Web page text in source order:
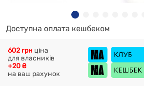
Доступна оплата кешбеком
+20 ₴
на ваш рахунок
602 грн ціна
для власників